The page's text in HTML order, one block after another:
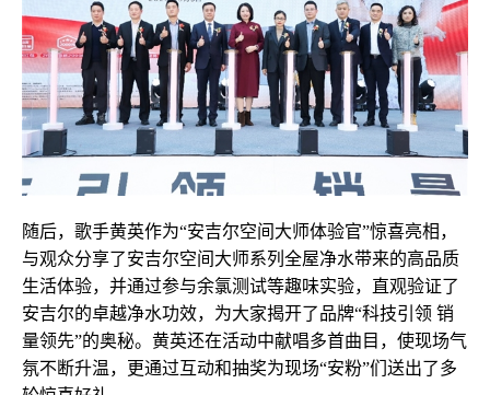
随后，歌手黄英作为“安吉尔空间大师体验官”惊喜亮相，
与观众分享了安吉尔空间大师系列全屋净水带来的高品质
生活体验，并通过参与余氯测试等趣味实验，直观验证了
安吉尔的卓越净水功效，为大家揭开了品牌“科技引领 销
量领先”的奥秘。黄英还在活动中献唱多首曲目，使现场气
氛不断升温，更通过互动和抽奖为现场“安粉”们送出了多